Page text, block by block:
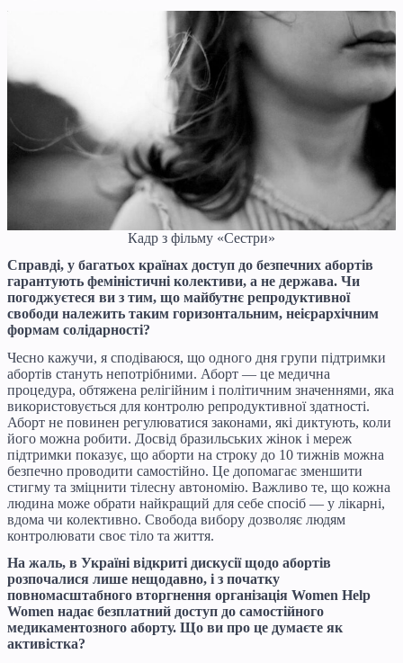
Кадр з фільму «Сестри»
Справді, у багатьох країнах доступ до безпечних абортів
гарантують феміністичні колективи, а не держава. Чи
погоджуєтеся ви з тим, що майбутнє репродуктивної
свободи належить таким горизонтальним, неієрархічним
формам солідарності?
Чесно кажучи, я сподіваюся, що одного дня групи підтримки
абортів стануть непотрібними. Аборт — це медична
процедура, обтяжена релігійним і політичним значеннями, яка
використовується для контролю репродуктивної здатності.
Аборт не повинен регулюватися законами, які диктують, коли
його можна робити. Досвід бразильських жінок і мереж
підтримки показує, що аборти на строку до 10 тижнів можна
безпечно проводити самостійно. Це допомагає зменшити
стигму та зміцнити тілесну автономію. Важливо те, що кожна
людина може обрати найкращий для себе спосіб — у лікарні,
вдома чи колективно. Свобода вибору дозволяє людям
контролювати своє тіло та життя.
На жаль, в Україні відкриті дискусії щодо абортів
розпочалися лише нещодавно, і з початку
повномасштабного вторгнення організація Women Help
Women надає безплатний доступ до самостійного
медикаментозного аборту. Що ви про це думаєте як
активістка?